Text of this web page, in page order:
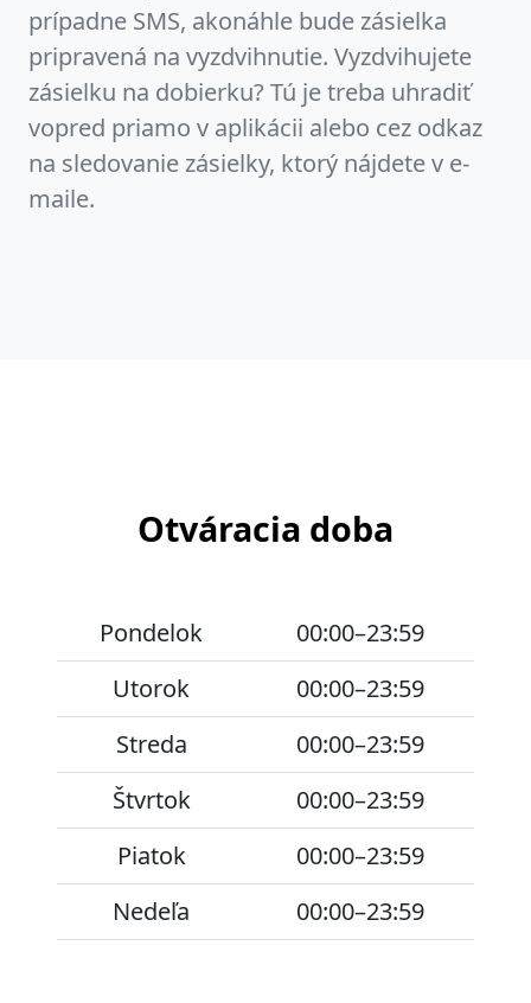
prípadne SMS, akonáhle bude zásielka
pripravená na vyzdvihnutie. Vyzdvihujete
zásielku na dobierku? Tú je treba uhradiť
vopred priamo v aplikácii alebo cez odkaz
na sledovanie zásielky, ktorý nájdete v e-
maile.
Otváracia doba
Pondelok
00:00–23:59
Utorok
00:00–23:59
Streda
00:00–23:59
Štvrtok
00:00–23:59
Piatok
00:00–23:59
Nedeľa
00:00–23:59